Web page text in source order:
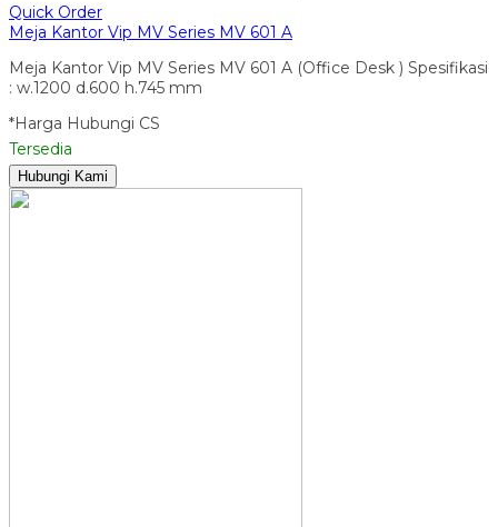
Quick Order
Meja Kantor Vip MV Series MV 601 A
Meja Kantor Vip MV Series MV 601 A (Office Desk ) Spesifikasi
: w.1200 d.600 h.745 mm
*Harga Hubungi CS
Tersedia
Hubungi Kami